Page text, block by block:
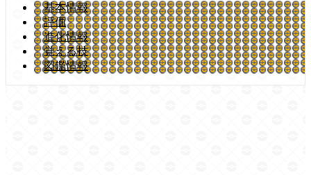
基本情報
評価
進化情報
覚える技
図鑑情報